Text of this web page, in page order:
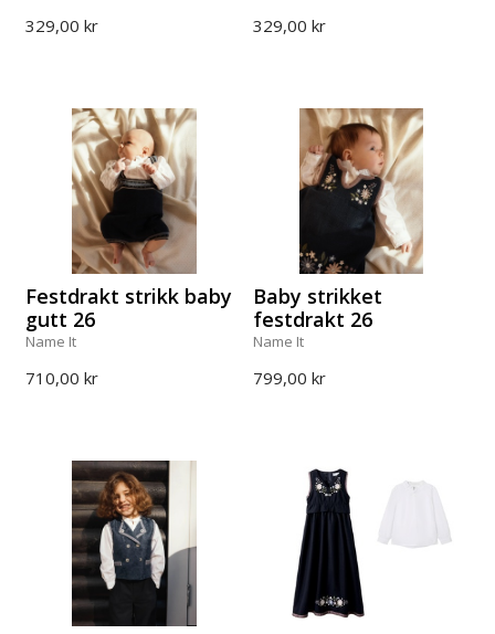
329,00 kr 329,00 kr
Festdrakt strikk baby
gutt 26
Name It
710,00 kr
Baby strikket
festdrakt 26
Name It
799,00 kr